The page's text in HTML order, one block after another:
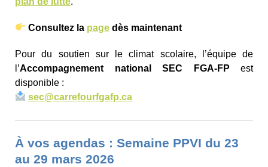
Consultez la page dès maintenant
Pour du soutien sur le climat scolaire, l’équipe de
l’Accompagnement national SEC FGA-FP est
disponible :
sec@carrefourfgafp.ca
À vos agendas : Semaine PPVI du 23
au 29 mars 2026